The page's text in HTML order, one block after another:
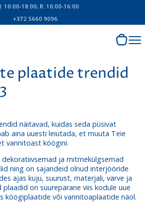
10:00-18:00; R: 10:00-16:00
+372 5660 9096
plaatide trendid
näitavad, kuidas seda püsivat
aina uuesti leiutada, et muuta Teie
vannitoast köögini.
ja mitmekülgsemad
ning on sajandeid olnud interjööride
ajas kuju, suurust, materjali, värve ja
on suurepärane viis kodule uue
köögiplaatide või vannitoaplaatide näol.